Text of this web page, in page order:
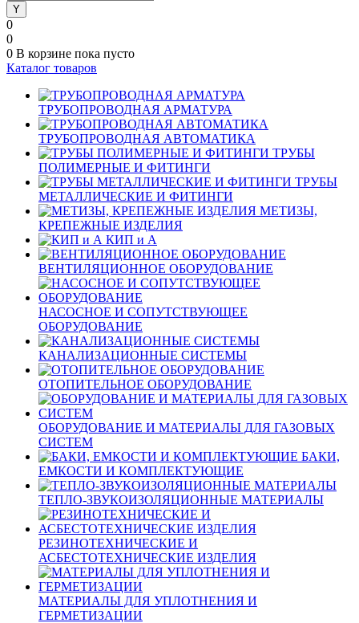
0
0
0 В корзине пока пусто
Каталог товаров
ТРУБОПРОВОДНАЯ АРМАТУРА
ТРУБОПРОВОДНАЯ АВТОМАТИКА
ТРУБЫ
ПОЛИМЕРНЫЕ И ФИТИНГИ
ТРУБЫ
МЕТАЛЛИЧЕСКИЕ И ФИТИНГИ
МЕТИЗЫ,
КРЕПЕЖНЫЕ ИЗДЕЛИЯ
КИП и А
ВЕНТИЛЯЦИОННОЕ ОБОРУДОВАНИЕ
НАСОСНОЕ И СОПУТСТВУЮЩЕЕ
ОБОРУДОВАНИЕ
КАНАЛИЗАЦИОННЫЕ СИСТЕМЫ
ОТОПИТЕЛЬНОЕ ОБОРУДОВАНИЕ
ОБОРУДОВАНИЕ И МАТЕРИАЛЫ ДЛЯ ГАЗОВЫХ
СИСТЕМ
БАКИ,
ЕМКОСТИ И КОМПЛЕКТУЮЩИЕ
ТЕПЛО-ЗВУКОИЗОЛЯЦИОННЫЕ МАТЕРИАЛЫ
РЕЗИНОТЕХНИЧЕСКИЕ И
АСБЕСТОТЕХНИЧЕСКИЕ ИЗДЕЛИЯ
МАТЕРИАЛЫ ДЛЯ УПЛОТНЕНИЯ И
ГЕРМЕТИЗАЦИИ